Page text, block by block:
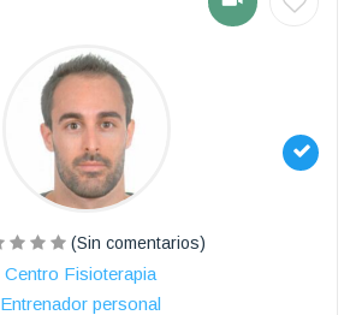
(Sin comentarios)
Centro Fisioterapia
Entrenador personal